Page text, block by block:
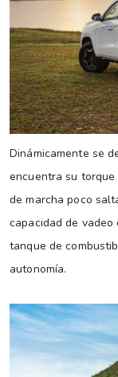
Dinámicamente se
encuentra su
de marcha poco
capacidad de vadeo
tanque de
autonomía.